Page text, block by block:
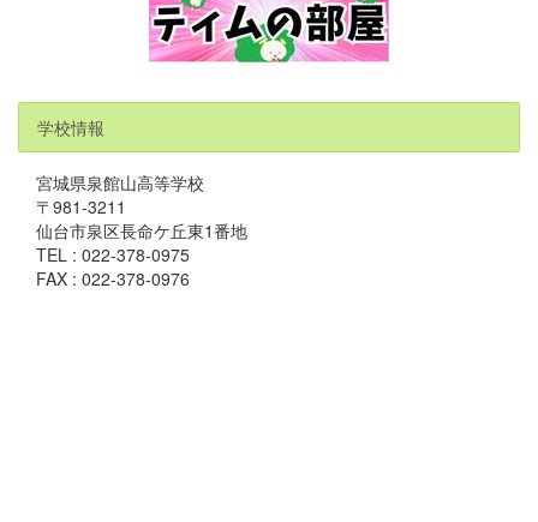
学校情報
宮城県泉館山高等学校
〒981-3211
仙台市泉区長命ケ丘東1番地
TEL : 022-378-0975
FAX : 022-378-0976